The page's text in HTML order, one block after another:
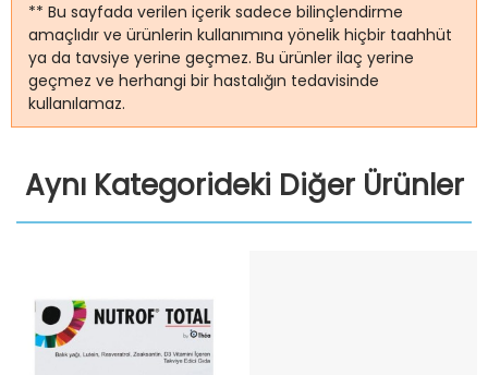
** Bu sayfada verilen içerik sadece bilinçlendirme
amaçlıdır ve ürünlerin kullanımına yönelik hiçbir taahhüt
ya da tavsiye yerine geçmez. Bu ürünler ilaç yerine
geçmez ve herhangi bir hastalığın tedavisinde
kullanılamaz.
Aynı Kategorideki Diğer Ürünler